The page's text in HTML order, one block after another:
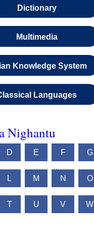
Dictionary
Multimedia
Knowledge System
Languages
Nighantu
D E F G
L M N O
T U V W